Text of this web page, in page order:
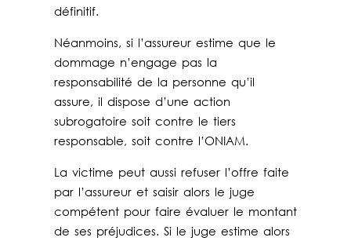
définitif.
Néanmoins, si l’assureur estime que le
dommage n’engage pas la
responsabilité de la personne qu’il
assure, il dispose d’une action
subrogatoire soit contre le tiers
responsable, soit contre l’ONIAM.
La victime peut aussi refuser l’offre faite
par l’assureur et saisir alors le juge
compétent pour faire évaluer le montant
de ses préjudices. Si le juge estime alors